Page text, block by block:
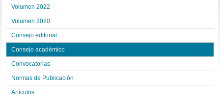
Volumen 2022
Volumen 2020
Consejo editorial
Consejo académico
Convocatorias
Normas de Publicación
Artículos